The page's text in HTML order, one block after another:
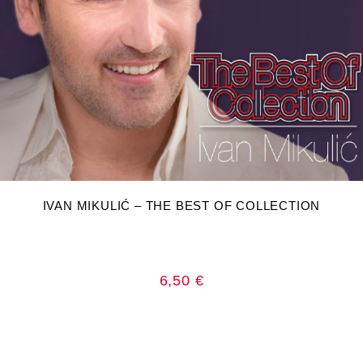
DODAJ U KOŠARICU
IVAN MIKULIĆ – THE BEST OF COLLECTION
6,50 €